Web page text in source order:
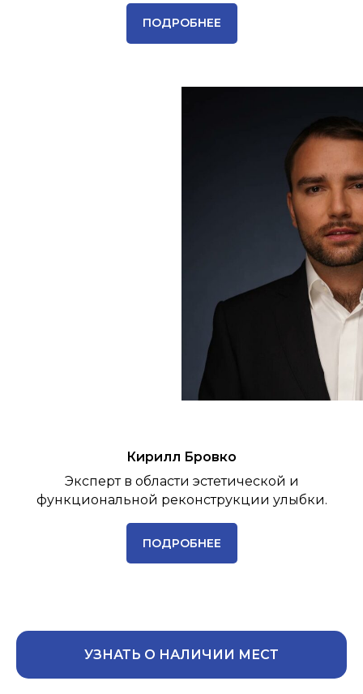
ПОДРОБНЕЕ
Кирилл Бровко
Эксперт в области эстетической и
функциональной реконструкции улыбки.
ПОДРОБНЕЕ
УЗНАТЬ О НАЛИЧИИ МЕСТ